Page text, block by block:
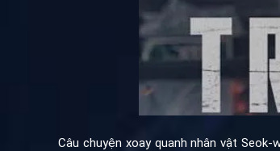
Câu chuyện xoay quanh nhân vật